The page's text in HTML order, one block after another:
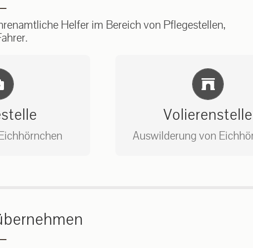
Helfer im Bereich von Pflegestellen,
Infos
Volierenstelle
Auswilderung von
Einlernung und